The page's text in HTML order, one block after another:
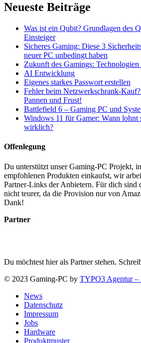
Neueste Beiträge
Was ist ein Qubit? Grundlagen des
Einsteiger
Sicheres Gaming: Diese 3
neuer PC unbedingt haben
Zukunft des Gamings:
AI Entwicklung
Eigenes starkes Passwort erstellen
Fehler beim Netzwerkschrank-
Pannen und Frust!
Battlefield 6 – Gaming PC und
Windows 11 für Gamer: Wann lohnt
wirklich?
Offenlegung
Du unterstützt unser Gaming-PC Projekt,
empfohlenen Produkten einkaufst, wir
Partner-Links der Anbietern. Für dich sind
nicht teurer, da die Provision nur von
Dank!
Partner
Du möchtest hier als Partner stehen.
© 2023 Gaming-PC by TYPO3 Agentur
News
Datenschutz
Impressum
Jobs
Hardware
Produktmuster